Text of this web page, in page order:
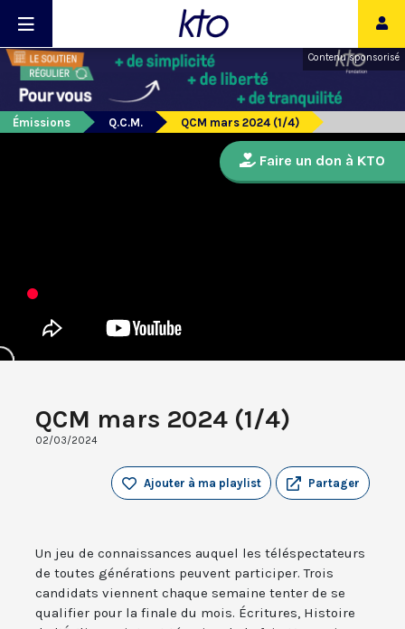
Contenu sponsorisé
Émissions Q.C.M. QCM mars 2024 (1/4)
QCM mars 2024 (1/4)
02/03/2024
Partager
Ajouter à ma playlist
Un jeu de connaissances auquel les téléspectateurs
de toutes générations peuvent participer. Trois
candidats viennent chaque semaine tenter de se
qualifier pour la finale du mois. Écritures, Histoire
Faire un don à KTO